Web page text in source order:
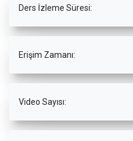
Ders İzleme Süresi:
Erişim Zamanı:
Video Sayısı: